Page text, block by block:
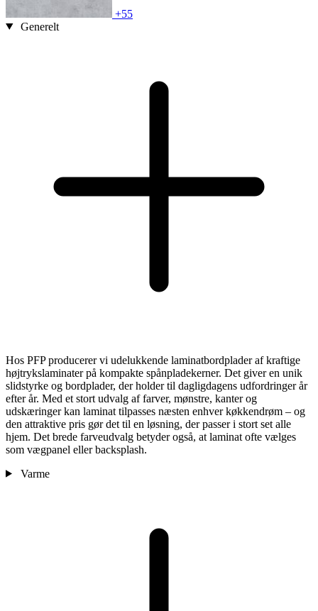
+55
Generelt
Hos PFP producerer vi udelukkende laminatbordplader af kraftige
højtrykslaminater på kompakte spånpladekerner. Det giver en unik
slidstyrke og bordplader, der holder til dagligdagens udfordringer år
efter år. Med et stort udvalg af farver, mønstre, kanter og
udskæringer kan laminat tilpasses næsten enhver køkkendrøm – og
den attraktive pris gør det til en løsning, der passer i stort set alle
hjem. Det brede farveudvalg betyder også, at laminat ofte vælges
som vægpanel eller backsplash.
Varme